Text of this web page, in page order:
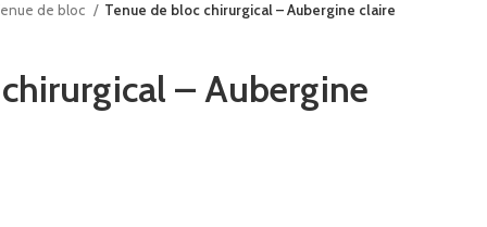
pieds
de bloc Tenue de bloc chirurgical – Aubergine claire
– Aubergine